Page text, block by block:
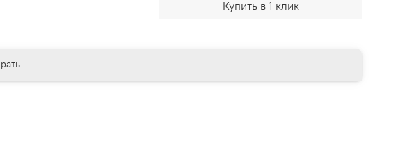
Купить в 1 клик